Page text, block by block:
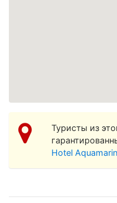
Туристы из
Hotel Aquamarin